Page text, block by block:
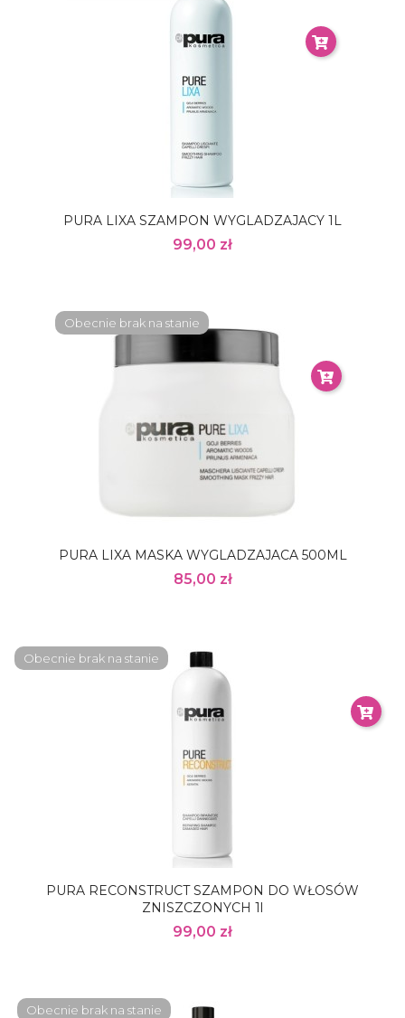
PURA LIXA SZAMPON WYGLADZAJACY 1L
99,00 zł
PURA LIXA MASKA WYGLADZAJACA 500ML
85,00 zł
Obecnie brak na stanie
PURA RECONSTRUCT SZAMPON DO WŁOSÓW
ZNISZCZONYCH 1l
99,00 zł
Obecnie brak na stanie
Obecnie brak na stanie